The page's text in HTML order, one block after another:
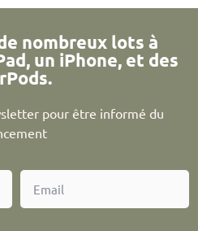
nombreux lots à
un iPhone, et des
pour être informé du